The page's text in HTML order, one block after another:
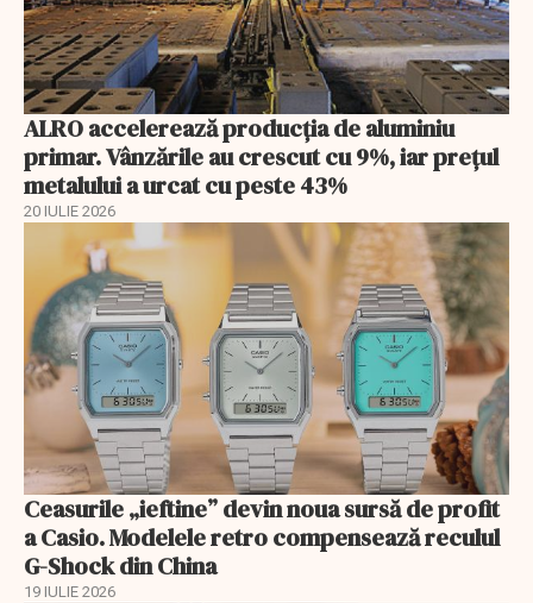
ALRO accelerează producția de aluminiu
primar. Vânzările au crescut cu 9%, iar prețul
metalului a urcat cu peste 43%
20 IULIE 2026
Ceasurile „ieftine” devin noua sursă de profit
a Casio. Modelele retro compensează reculul
G-Shock din China
19 IULIE 2026